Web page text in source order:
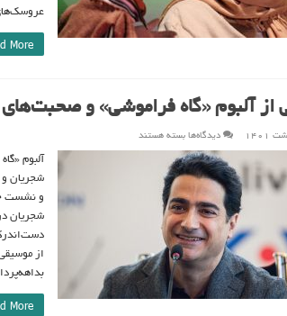
More »
از آلبوم «گاه فراموشی» و
دیدگاه‌هابرای
از
آلبوم
«گاه
فراموشی»
و
صحبت‌های
همایون
شجریان
بسته هستند
آلبوم
شجریان و
و نشست
شجریان
از
More »